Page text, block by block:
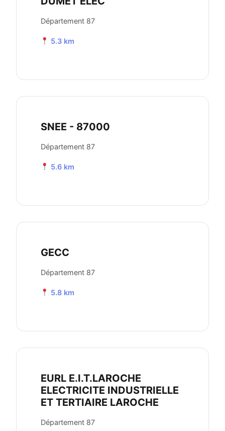
Département 87
5.3 km
SNEE - 87000
Département 87
5.6 km
GECC
Département 87
5.8 km
EURL E.I.T.LAROCHE
ELECTRICITE INDUSTRIELLE
ET TERTIAIRE LAROCHE
Département 87